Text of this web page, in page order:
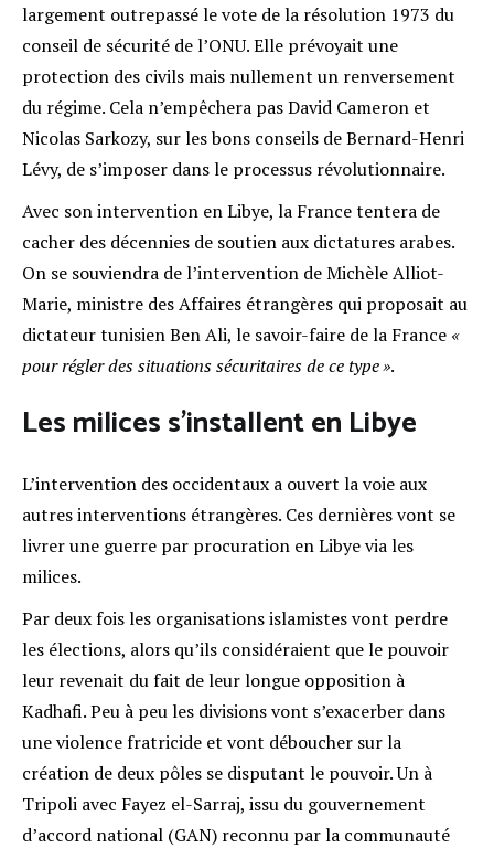
largement outrepassé le vote de la résolution 1973 du
conseil de sécurité de l’ONU. Elle prévoyait une
protection des civils mais nullement un renversement
du régime. Cela n’empêchera pas David Cameron et
Nicolas Sarkozy, sur les bons conseils de Bernard-Henri
Lévy, de s’imposer dans le processus révolutionnaire.
Avec son intervention en Libye, la France tentera de
cacher des décennies de soutien aux dictatures arabes.
On se souviendra de l’intervention de Michèle Alliot-
Marie, ministre des Affaires étrangères qui proposait au
dictateur tunisien Ben Ali, le savoir-faire de la France «
pour régler des situations sécuritaires de ce type ».
Les milices s’installent en Libye
L’intervention des occidentaux a ouvert la voie aux
autres interventions étrangères. Ces dernières vont se
livrer une guerre par procuration en Libye via les
milices.
Par deux fois les organisations islamistes vont perdre
les élections, alors qu’ils considéraient que le pouvoir
leur revenait du fait de leur longue opposition à
Kadhafi. Peu à peu les divisions vont s’exacerber dans
une violence fratricide et vont déboucher sur la
création de deux pôles se disputant le pouvoir. Un à
Tripoli avec Fayez el-Sarraj, issu du gouvernement
d’accord national (GAN) reconnu par la communauté